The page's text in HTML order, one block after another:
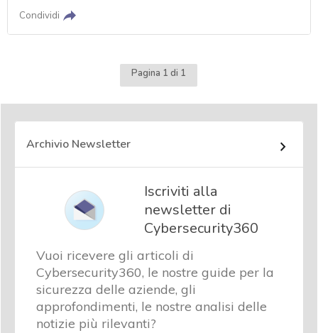
Condividi
Pagina 1 di 1
Archivio Newsletter
Iscriviti alla
newsletter di
Cybersecurity360
Vuoi ricevere gli articoli di
Cybersecurity360, le nostre guide per la
sicurezza delle aziende, gli
approfondimenti, le nostre analisi delle
notizie più rilevanti?